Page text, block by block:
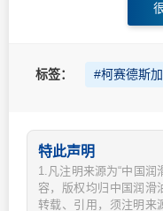
标签： #柯赛德斯
特此声明
1.凡注明来源为“中国润
容，版权均归中国润滑
转载、引用，须注明来